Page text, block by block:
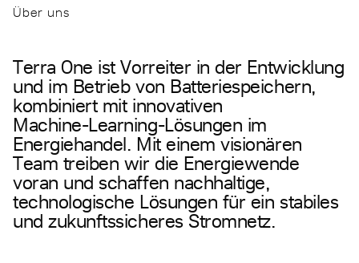
Über uns
Terra One ist Vorreiter in der Entwicklung
und im Betrieb von Batteriespeichern,
kombiniert mit innovativen
Machine-Learning-Lösungen im
Energiehandel. Mit einem visionären
Team treiben wir die Energiewende
voran und schaffen nachhaltige,
technologische Lösungen für ein stabiles
und zukunftssicheres Stromnetz.